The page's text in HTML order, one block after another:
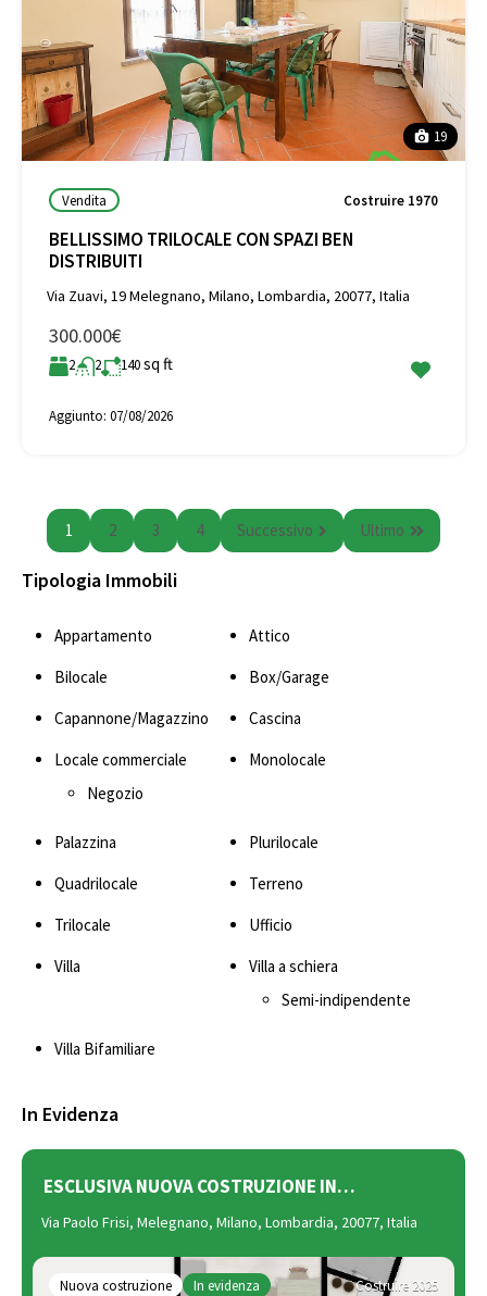
19
Vendita Costruire 1970
BELLISSIMO TRILOCALE CON SPAZI BEN
DISTRIBUITI
Via Zuavi, 19 Melegnano, Milano, Lombardia, 20077, Italia
300.000€
2 2 140sq ft
Aggiunto: 07/08/2026
1 2 3 4 Successivo Ultimo
Tipologia Immobili
Appartamento
Attico
Bilocale
Box/Garage
Capannone/Magazzino
Cascina
Locale commerciale
Negozio
Monolocale
Palazzina
Plurilocale
Quadrilocale
Terreno
Trilocale
Ufficio
Villa
Villa a schiera
Semi-indipendente
Villa Bifamiliare
In Evidenza
ESCLUSIVA NUOVA COSTRUZIONE IN…
Via Paolo Frisi, Melegnano, Milano, Lombardia, 20077, Italia
Nuova costruzione In evidenza Costruire 2025